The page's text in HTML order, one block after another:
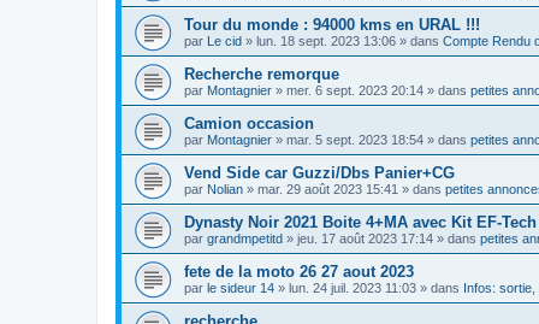
Tour du monde : 94000 kms en URAL !!!
par Le cid » lun. 18 sept. 2023 13:06 » dans Compte Rendu
Recherche remorque
par Montagnier » mer. 6 sept. 2023 20:14 » dans petites
Camion occasion
par Montagnier » mar. 5 sept. 2023 18:54 » dans petites
Vend Side car Guzzi/Dbs Panier+CG
par Nolian » mar. 29 août 2023 15:41 » dans petites
Dynasty Noir 2021 Boite 4+MA avec Kit EF-
par grandmpetitd » jeu. 17 août 2023 17:14 » dans petites
fete de la moto 26 27 aout 2023
par le sideur 14 » lun. 24 juil. 2023 11:03 » dans Infos: sortie,
recherche